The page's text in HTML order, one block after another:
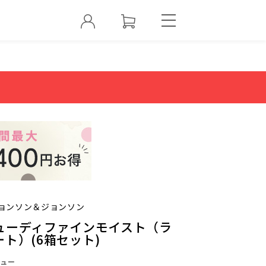
ンソン＆ジョンソン
ディファインモイスト（ラ
ト）(6箱セット)
ー